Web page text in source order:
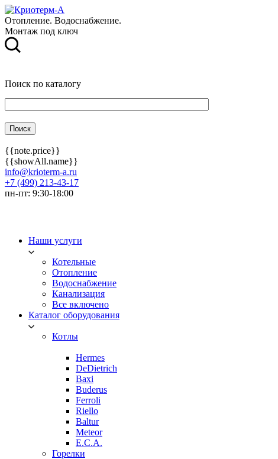
Отопление. Водоснабжение.
Монтаж под ключ
Поиск по каталогу
{{note.price}}
{{showAll.name}}
info@krioterm-a.ru
+7 (499) 213-43-17
пн-пт: 9:30-18:00
Наши услуги
Котельные
Отопление
Водоснабжение
Канализация
Все включено
Каталог оборудования
Котлы
Hermes
DeDietrich
Baxi
Buderus
Ferroli
Riello
Baltur
Meteor
E.C.A.
Горелки